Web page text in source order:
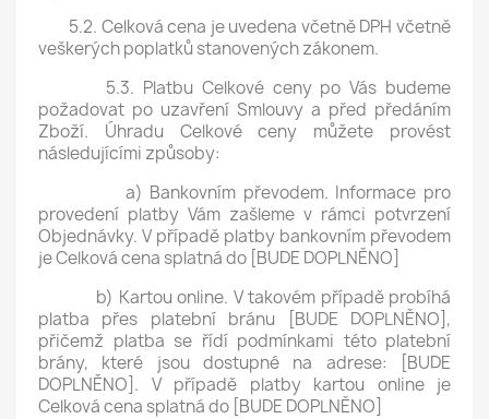
5.2. Celková cena je uvedena včetně DPH včetně
veškerých poplatků stanovených zákonem.
5.3. Platbu Celkové ceny po Vás budeme
požadovat po uzavření Smlouvy a před předáním
Zboží. Úhradu Celkové ceny můžete provést
následujícími způsoby:
a) Bankovním převodem. Informace pro
provedení platby Vám zašleme v rámci potvrzení
Objednávky. V případě platby bankovním převodem
je Celková cena splatná do [BUDE DOPLNĚNO]
b) Kartou online. V takovém případě probíhá
platba přes platební bránu [BUDE DOPLNĚNO],
přičemž platba se řídí podmínkami této platební
brány, které jsou dostupné na adrese: [BUDE
DOPLNĚNO]. V případě platby kartou online je
Celková cena splatná do [BUDE DOPLNĚNO]